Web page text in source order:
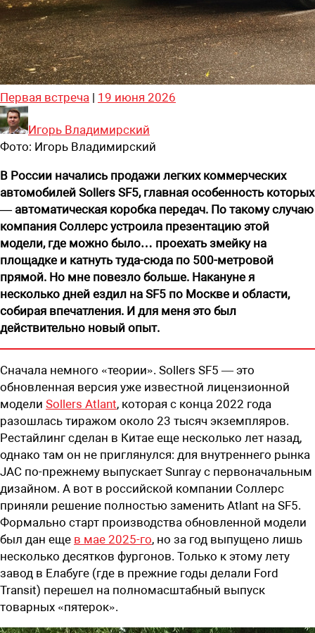
Первая встреча | 19 июня 2026
Игорь Владимирский
Фото: Игорь Владимирский
В России начались продажи легких коммерческих
автомобилей Sollers SF5, главная особенность которых
— автоматическая коробка передач. По такому случаю
компания Соллерс устроила презентацию этой
модели, где можно было… проехать змейку на
площадке и катнуть туда-сюда по 500-метровой
прямой. Но мне повезло больше. Накануне я
несколько дней ездил на SF5 по Москве и области,
собирая впечатления. И для меня это был
действительно новый опыт.
Сначала немного «теории». Sollers SF5 — это
обновленная версия уже известной лицензионной
модели Sollers Atlant, которая с конца 2022 года
разошлась тиражом около 23 тысяч экземпляров.
Рестайлинг сделан в Китае еще несколько лет назад,
однако там он не приглянулся: для внутреннего рынка
JAC по-прежнему выпускает Sunray с первоначальным
дизайном. А вот в российской компании Соллерс
приняли решение полностью заменить Atlant на SF5.
Формально старт производства обновленной модели
был дан еще в мае 2025-го, но за год выпущено лишь
несколько десятков фургонов. Только к этому лету
завод в Елабуге (где в прежние годы делали Ford
Transit) перешел на полномасштабный выпуск
товарных «пятерок».